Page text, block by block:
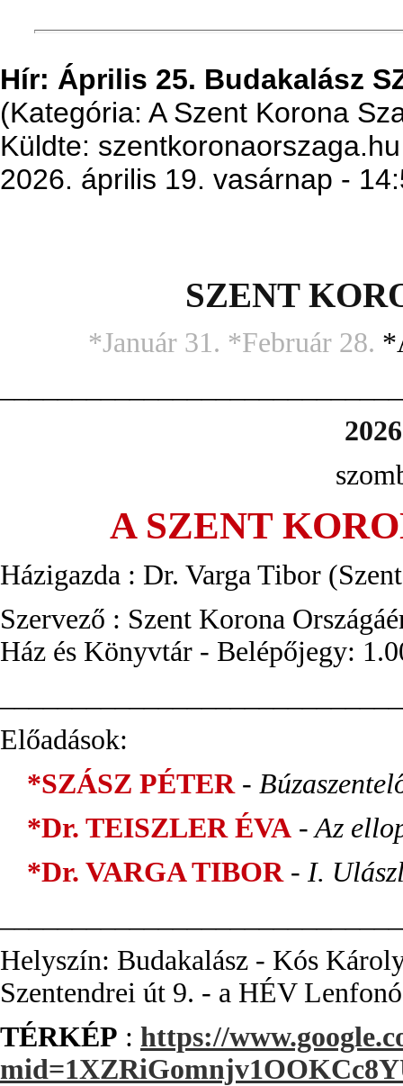
Hír: Április 25. Budakalász
(Kategória: A Szent Korona
Küldte: szentkoronaorszaga.hu
2026. április 19. vasárnap -
SZENT
*Január 31. *Február 28.
A SZENT
Házigazda : Dr. Varga Tibor
Szervező : Szent Korona
Ház és Könyvtár - Belépőjegy:
Előadások:
*SZÁSZ PÉTER-
*Dr. TEISZLER ÉVA - Az
*Dr. VARGA TIBOR- I.
Helyszín: Budakalász - Kós
Szentendrei út 9. - a HÉV
TÉRKÉP : https://